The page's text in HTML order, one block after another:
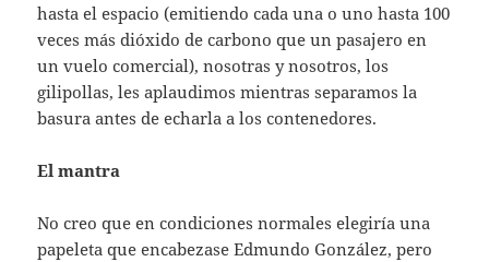
hasta el espacio (emitiendo cada una o uno hasta 100
veces más dióxido de carbono que un pasajero en
un vuelo comercial), nosotras y nosotros, los
gilipollas, les aplaudimos mientras separamos la
basura antes de echarla a los contenedores.
El mantra
No creo que en condiciones normales elegiría una
papeleta que encabezase Edmundo González, pero